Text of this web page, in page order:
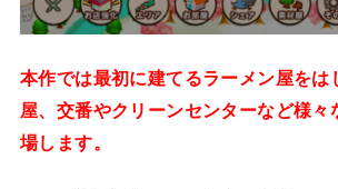
本作では最初に建てるラーメン屋をは
屋、交番やクリーンセンターなど様々
場します。